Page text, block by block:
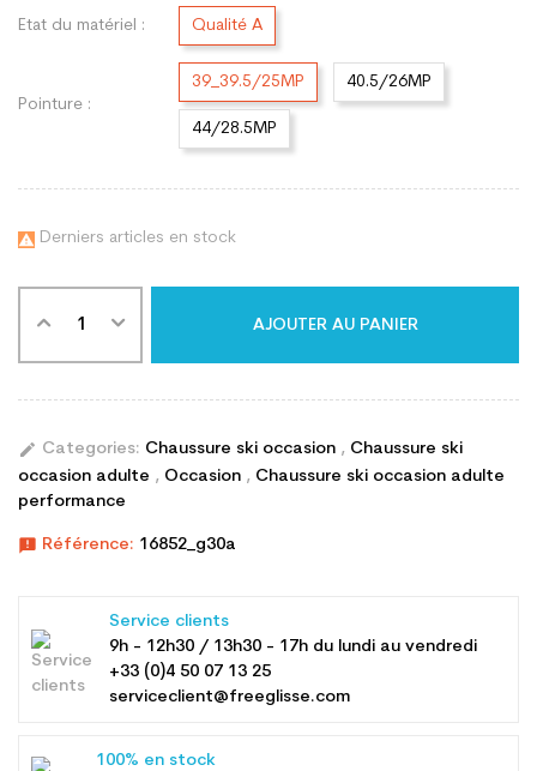
Etat du matériel : Qualité A
Pointure :
39_39.5/25MP 40.5/26MP
44/28.5MP
 Derniers articles en stock
AJOUTER AU PANIER
edit Categories: Chaussure ski occasion , Chaussure ski
occasion adulte , Occasion , Chaussure ski occasion adulte
performance
announcement Référence: 16852_g30a
Service clients
9h - 12h30 / 13h30 - 17h du lundi au vendredi
+33 (0)4 50 07 13 25
serviceclient@freeglisse.com
100% en stock